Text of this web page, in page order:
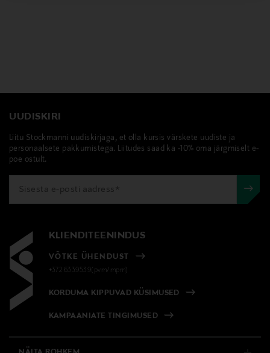
UUDISKIRI
Liitu Stockmanni uudiskirjaga, et olla kursis värskete uudiste ja
personaalsete pakkumistega. Liitudes saad ka -10% oma järgmiselt e-
poe ostult.
KLIENDITEENINDUS
VÕTKE ÜHENDUST
+372 6339539(pvm/mpm)
KORDUMA KIPPUVAD KÜSIMUSED
KAMPAANIATE TINGIMUSED